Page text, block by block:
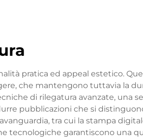
pratica ed appeal estetico.
che mantengono tuttavia la
di rilegatura avanzate, una
pubblicazioni che si
tra cui la stampa
tecnologiche garantiscono una